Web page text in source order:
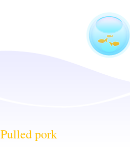
Pulled pork